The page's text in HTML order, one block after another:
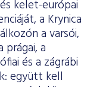
kelet-európai
a Krynica
a varsói,
prágai, a
és a zágrábi
együtt kell